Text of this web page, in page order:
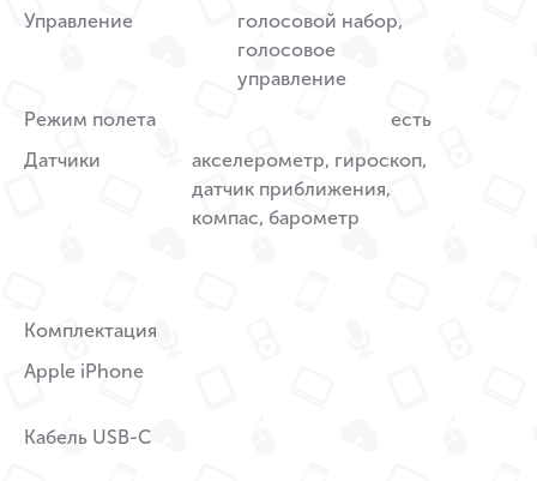
Управление
голосовой набор,
голосовое
управление
Режим полета
есть
Датчики
акселерометр, гироскоп,
датчик приближения,
компас, барометр
Комплектация
Apple iPhone
Кабель USB-C